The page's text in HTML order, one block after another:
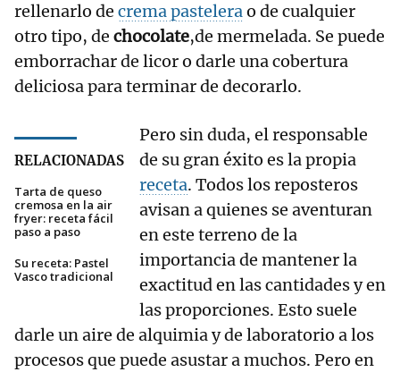
rellenarlo de crema pastelerao de cualquier
otro tipo, de chocolate,de mermelada. Se puede
emborrachar de licor o darle una cobertura
deliciosa para terminar de decorarlo.
RELACIONADAS
Tarta de queso
cremosa en la air
fryer: receta fácil
paso a paso
Su receta: Pastel
Vasco tradicional
Pero sin duda, el responsable
de su gran éxito es la propia
receta. Todos los reposteros
avisan a quienes se aventuran
en este terreno de la
importancia de mantener la
exactitud en las cantidades y en
las proporciones. Esto suele
darle un aire de alquimia y de laboratorio a los
procesos que puede asustar a muchos. Pero en